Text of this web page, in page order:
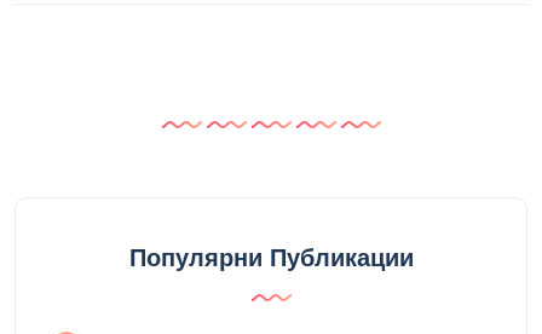
Популярни Публикации